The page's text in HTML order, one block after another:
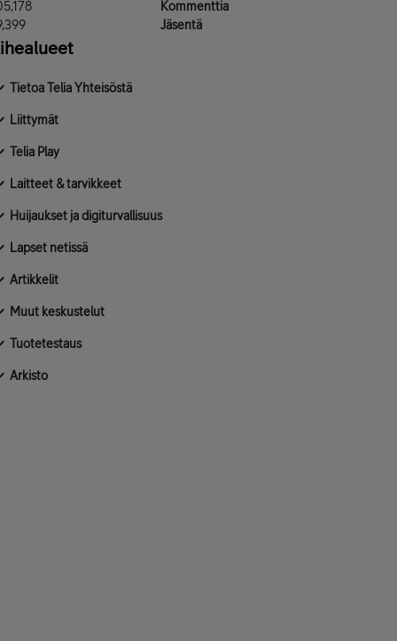
Kommenttia
Jäsentä
Tietoa Telia Yhteisöstä
Liittymät
Telia Play
Laitteet & tarvikkeet
Huijaukset ja digiturvallisuus
Lapset netissä
Artikkelit
Muut keskustelut
Tuotetestaus
Arkisto